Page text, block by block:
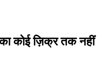
कोई ज़िक्र तक नहीं